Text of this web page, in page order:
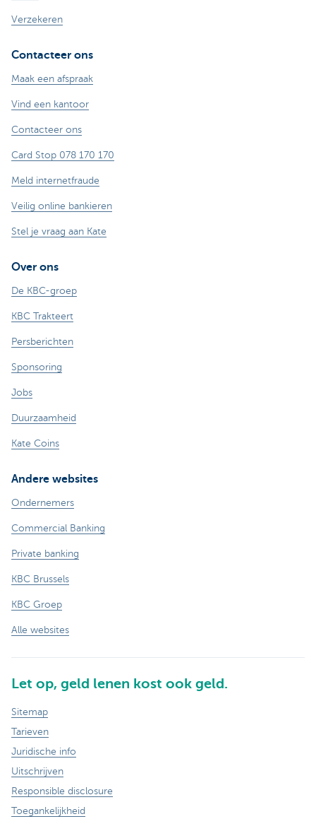
Verzekeren
Contacteer ons
Maak een afspraak
Vind een kantoor
Contacteer ons
Card Stop 078 170 170
Meld internetfraude
Veilig online bankieren
Stel je vraag aan Kate
Over ons
De KBC-groep
KBC Trakteert
Persberichten
Sponsoring
Jobs
Duurzaamheid
Kate Coins
Andere websites
Ondernemers
Commercial Banking
Private banking
KBC Brussels
KBC Groep
Alle websites
Let op, geld lenen kost ook geld.
Sitemap
Tarieven
Juridische info
Uitschrijven
Responsible disclosure
Toegankelijkheid